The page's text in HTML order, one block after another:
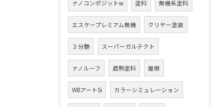
ナノコンポジットw 塗料 無機系塗料
エスケープレミアム無機 クリヤー塗装
３分艶 スーパーガルテクト
ナノルーフ 遮熱塗料 屋根
WBアートSi カラーシミュレーション